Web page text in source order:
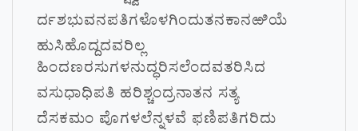
ರ್ದಶಭುವನಪತಿಗಳೊಳಗಿಂದುತನಕಾನಱಿಯೆ
ಹುಸಿಹೊದ್ದದವರಿಲ್ಲ
ಹಿಂದಣರಸುಗಳನುದ್ಧರಿಸಲೆಂದವತರಿಸಿದ
ವಸುಧಾಧಿಪತಿ ಹರಿಶ್ಚಂದ್ರನಾತನ ಸತ್ಯ
ದೆಸಕಮಂ ಪೊಗಳಲೆನ್ನಳವೆ ಫಣಿಪತಿಗರಿದು